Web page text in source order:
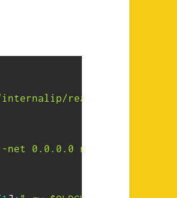
internalip/real.html'
0.0.0.0 netmask 0.0.0.0"